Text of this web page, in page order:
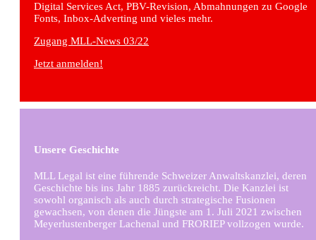
Digital Services Act, PBV-Revision, Abmahnungen zu Google
Fonts, Inbox-Adverting und vieles mehr.
Zugang MLL-News 03/22
Jetzt anmelden!
Unsere Geschichte
MLL Legal ist eine führende Schweizer Anwaltskanzlei, deren
Geschichte bis ins Jahr 1885 zurückreicht. Die Kanzlei ist
sowohl organisch als auch durch strategische Fusionen
gewachsen, von denen die Jüngste am 1. Juli 2021 zwischen
Meyerlustenberger Lachenal und FRORIEP vollzogen wurde.